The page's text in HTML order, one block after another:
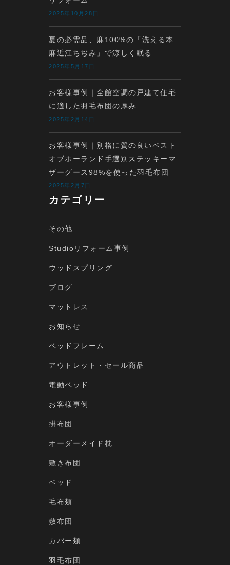
2025年10月28日
夏の必需品、麻100%の「洗える本
麻近江ちぢみ」で涼しく眠る
2025年5月17日
お客様事例｜全館空調の戸建て住宅
に適した羽毛布団の厚み
2025年2月14日
お客様事例｜別格に質の良いベスト
オブポーランド手選別ステッキーマ
ザーグース98%を使った羽毛布団
2025年2月7日
カテゴリー
その他
Studioリフォーム事例
ウッドスプリング
ブログ
マットレス
お知らせ
ベッドフレーム
アウトレット・セール商品
電動ベッド
お客様事例
掛布団
オーダーメイド枕
敷き布団
ベッド
毛布類
敷布団
カバー類
羽毛布団